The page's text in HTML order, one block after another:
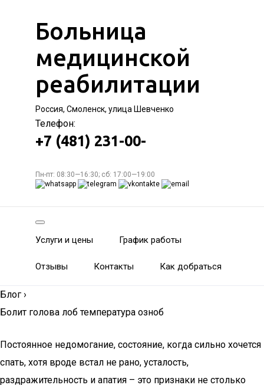
Больница
медицинской
реабилитации
Россия, Смоленск, улица Шевченко
Телефон:
+7 (481) 231-00-
Пн-пт: 08:30—16:30; сб: 17:00—19:00
Услуги и цены График работы
Отзывы Контакты Как добраться
Блог ›
Болит голова лоб температура озноб
Постоянное недомогание, состояние, когда сильно хочется
спать, хотя вроде встал не рано, усталость,
раздражительность и апатия – это признаки не столько